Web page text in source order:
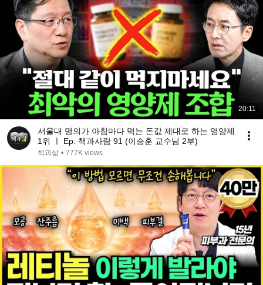
20:11
서울대 명의가 아침마다 먹는 돈값 제대로 하는 영양제
1위 ㅣ Ep. 책과사람 91 (이승훈 교수님 2부)
책과삶 • 777K views